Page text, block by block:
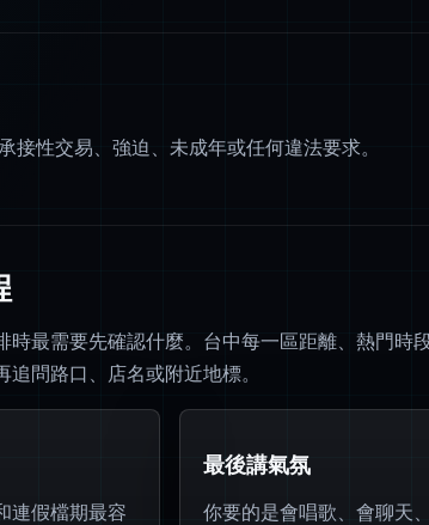
性交易、強迫、未成年或任何違法要求。
最需要先確認什麼。台中每一區距離、熱門時
問路口、店名或附近地標。
連假檔期最容
最後講氣氛
你要的是會唱歌、會聊天